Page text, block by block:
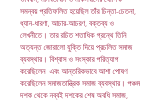
সমন্বয় প্রতিফলিত হয়েছিল তাঁর চিন্তা-চেতনা,
ধ্যান-ধারণা, আচার-আচরণ, বক্তব্য ও
লেখনীতে। তার রচিত শতাধিক গ্রন্থে তিনি
অত্যন্ত জোরালো যুক্তি ‍দিয়ে প্রচলিত সমাজ
ব্যবস্থার। বিশ্বাস ও সংস্কার পরিত্যাগ
করেছিলেন এবং আন্তরিকভাবে আশা পোষণ
করেছিলেন সমাজতান্ত্রিক সমাজ ব্যবস্থার। পঞ্চম
দশক থেকে নব্বই দশকের শেষ অবধি সমাজ,